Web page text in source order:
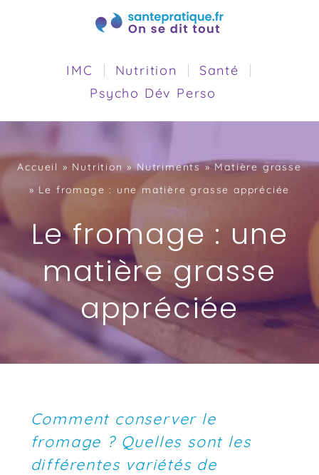
IMC Nutrition
Santé
Psycho Dév Perso
Accueil » Nutrition»Nutriments»Matière grasse
» Le fromage : une matière grasse appréciée
Le fromage : une
matière grasse
appréciée
Comment conserver le
fromage ? Quelles sont les
différentes variétés de